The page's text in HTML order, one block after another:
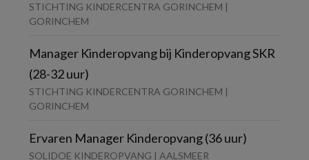
STICHTING KINDERCENTRA GORINCHEM |
GORINCHEM
Manager Kinderopvang bij Kinderopvang SKR
(28-32 uur)
STICHTING KINDERCENTRA GORINCHEM |
GORINCHEM
Ervaren Manager Kinderopvang (36 uur)
SOLIDOE KINDEROPVANG | AALSMEER